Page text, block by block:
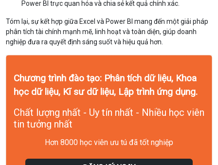
Power BI trực quan hóa và chia sẻ kết quả chính xác.
Tóm lại, sự kết hợp giữa Excel và Power BI mang đến một giải pháp
phân tích tài chính mạnh mẽ, linh hoạt và toàn diện, giúp doanh
nghiệp đưa ra quyết định sáng suốt và hiệu quả hơn.
Chương trình đào tạo: Phân tích dữ liệu, Khoa
học dữ liệu, Kĩ sư dữ liệu, Lập trình ứng dụng.
Chất lượng nhất - Uy tín nhất - Nhiều học viên
tin tưởng nhất
Hơn 8000 học viên ưu tú đã tốt nghiệp